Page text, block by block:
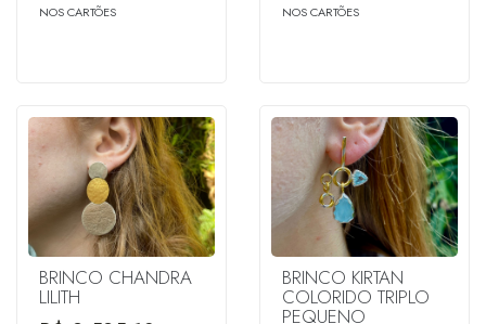
NOS CARTÕES
NOS CARTÕES
BRINCO CHANDRA
LILITH
BRINCO KIRTAN
COLORIDO TRIPLO
PEQUENO